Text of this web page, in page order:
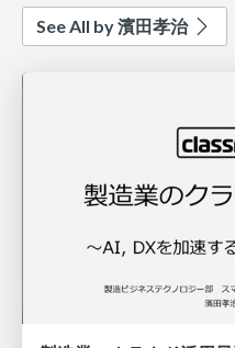
See All by 濱田孝治